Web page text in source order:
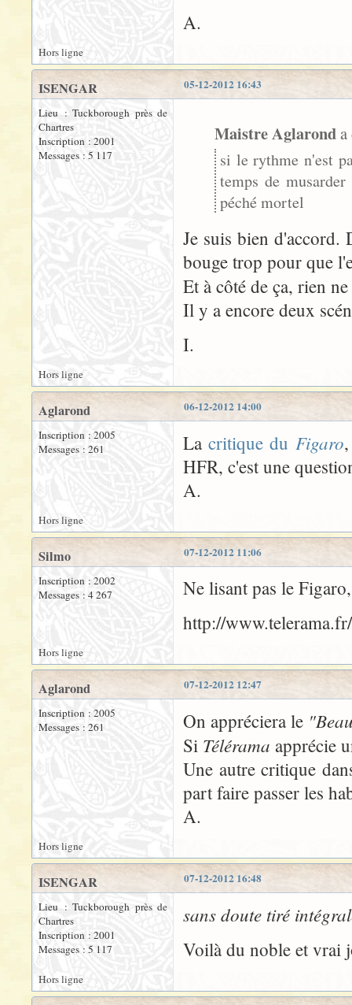
A.
Hors ligne
05-12-2012 16:43
ISENGAR
Lieu : Tuckborough près de
Chartres
Inscription : 2001
Messages : 5 117
Maistre Aglarond
si le rythme n'est
temps de
péché mortel
Je suis bien d'accord.
bouge trop pour que
Et à côté de ça, rien
Il y a encore deux
I.
Hors ligne
06-12-2012 14:00
Aglarond
Inscription : 2005
Messages : 261
Lacritique du Figaro
HFR, c'est une
A.
Hors ligne
07-12-2012 11:06
Silmo
Inscription : 2002
Messages : 4 267
Ne lisant pas le
http://
Hors ligne
07-12-2012 12:47
Aglarond
Inscription : 2005
Messages : 261
On appréciera le
Si Télérama apprécie
Une autre critique
part faire passer les
A.
Hors ligne
07-12-2012 16:48
ISENGAR
Lieu : Tuckborough près de
Chartres
Inscription : 2001
Messages : 5 117
sans doute tiré
Voilà du noble et vrai
Hors ligne